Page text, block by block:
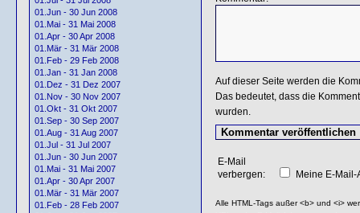
01.Jun - 30 Jun 2008
01.Mai - 31 Mai 2008
01.Apr - 30 Apr 2008
01.Mär - 31 Mär 2008
01.Feb - 29 Feb 2008
01.Jan - 31 Jan 2008
01.Dez - 31 Dez 2007
01.Nov - 30 Nov 2007
01.Okt - 31 Okt 2007
01.Sep - 30 Sep 2007
01.Aug - 31 Aug 2007
01.Jul - 31 Jul 2007
01.Jun - 30 Jun 2007
01.Mai - 31 Mai 2007
01.Apr - 30 Apr 2007
01.Mär - 31 Mär 2007
01.Feb - 28 Feb 2007
Auf dieser Seite werden die
Das bedeutet, dass die
wurden.
E-Mail
verbergen:
Meine E-
Alle HTML-Tags außer <b> und <i>